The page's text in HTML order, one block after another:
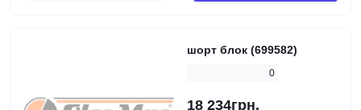
шорт блок (699582)
0
18 234грн.